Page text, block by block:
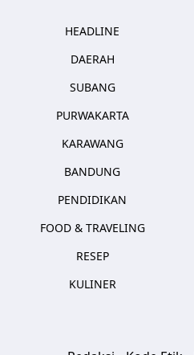
HEADLINE
DAERAH
SUBANG
PURWAKARTA
KARAWANG
BANDUNG
PENDIDIKAN
FOOD & TRAVELING
RESEP
KULINER